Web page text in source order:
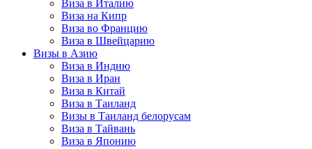
Виза в Италию
Виза на Кипр
Виза во Францию
Виза в Швейцарию
Визы в Азию
Виза в Индию
Виза в Иран
Виза в Китай
Виза в Таиланд
Визы в Таиланд белорусам
Виза в Тайвань
Виза в Японию